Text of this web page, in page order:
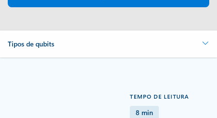
Tipos de qubits
TEMPO DE LEITURA
8 min